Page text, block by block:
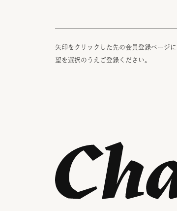
矢印をクリックした先の会員登録ページ
望を選択のうえご登録ください。